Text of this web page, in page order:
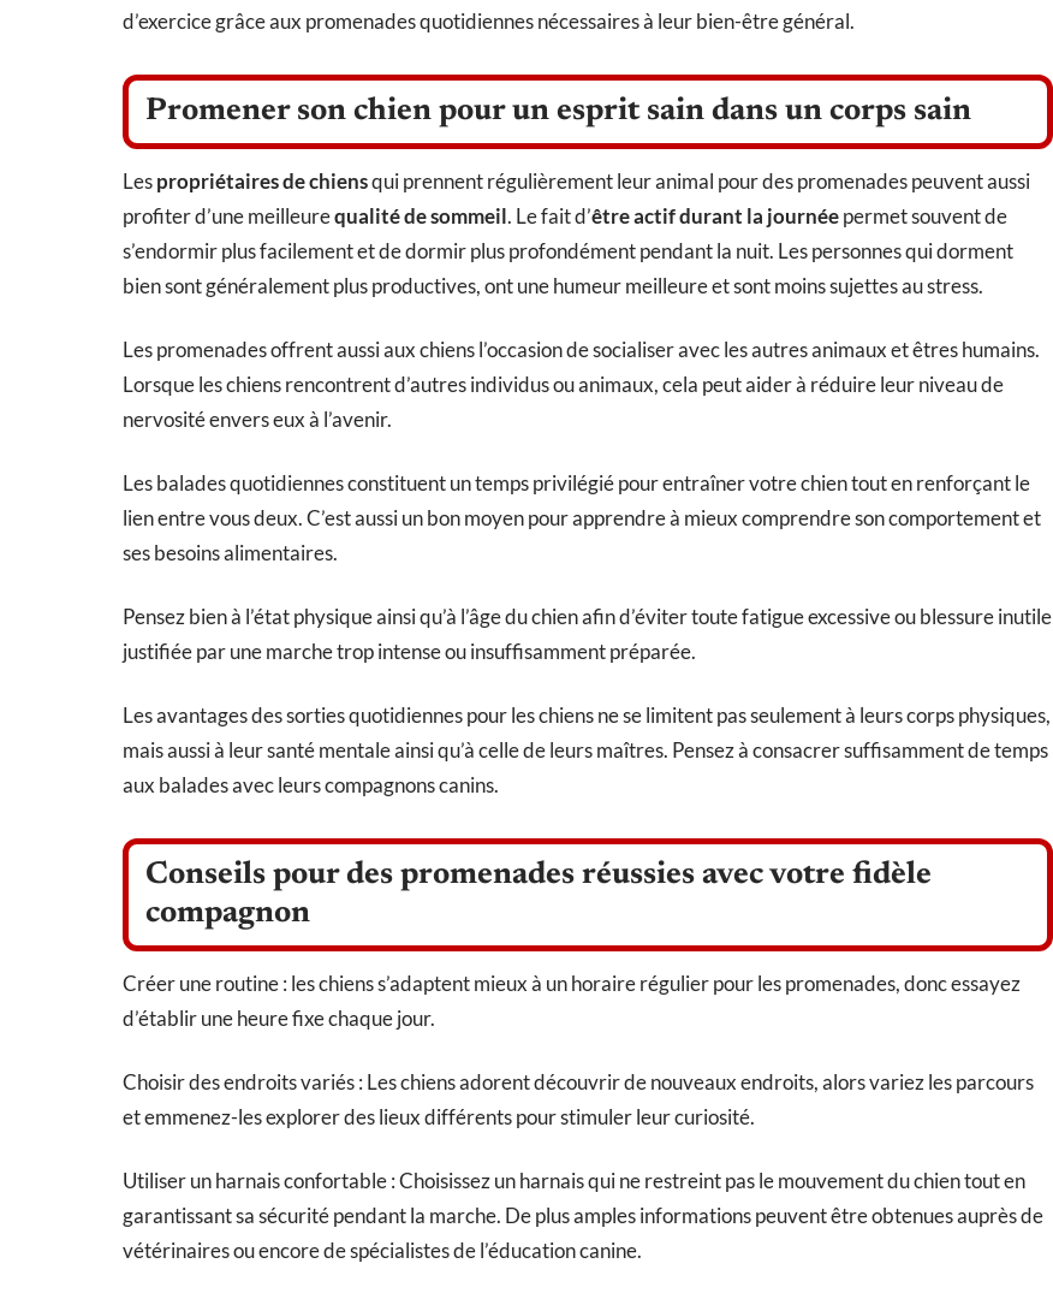
d’exercice grâce aux promenades quotidiennes nécessaires à leur bien-être général.
Promener son chien pour un esprit sain dans un corps sain
Lespropriétaires de chiensqui prennent régulièrement leur animal pour des promenades peuvent aussi
profiter d’une meilleurequalité de sommeil. Le fait d’être actif durant la journéepermet souvent de
s’endormir plus facilement et de dormir plus profondément pendant la nuit. Les personnes qui dorment
bien sont généralement plus productives, ont une humeur meilleure et sont moins sujettes au stress.
Les promenades offrent aussi aux chiens l’occasion de socialiser avec les autres animaux et êtres humains.
Lorsque les chiens rencontrent d’autres individus ou animaux, cela peut aider à réduire leur niveau de
nervosité envers eux à l’avenir.
Les balades quotidiennes constituent un temps privilégié pour entraîner votre chien tout en renforçant le
lien entre vous deux. C’est aussi un bon moyen pour apprendre à mieux comprendre son comportement et
ses besoins alimentaires.
Pensez bien à l’état physique ainsi qu’à l’âge du chien afin d’éviter toute fatigue excessive ou blessure inutile
justifiée par une marche trop intense ou insuffisamment préparée.
Les avantages des sorties quotidiennes pour les chiens ne se limitent pas seulement à leurs corps physiques,
mais aussi à leur santé mentale ainsi qu’à celle de leurs maîtres. Pensez à consacrer suffisamment de temps
aux balades avec leurs compagnons canins.
Conseils pour des promenades réussies avec votre fidèle
compagnon
Créer une routine : les chiens s’adaptent mieux à un horaire régulier pour les promenades, donc essayez
d’établir une heure fixe chaque jour.
Choisir des endroits variés : Les chiens adorent découvrir de nouveaux endroits, alors variez les parcours
et emmenez-les explorer des lieux différents pour stimuler leur curiosité.
Utiliser un harnais confortable : Choisissez un harnais qui ne restreint pas le mouvement du chien tout en
garantissant sa sécurité pendant la marche. De plus amples informations peuvent être obtenues auprès de
vétérinaires ou encore de spécialistes de l’éducation canine.